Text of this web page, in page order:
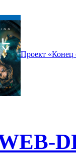
Проект «Конец